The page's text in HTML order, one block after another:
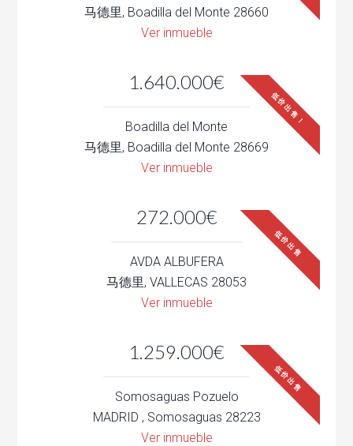
马德里, Boadilla del Monte 28660
Ver inmueble
1.640.000€
低价出售！
Boadilla del Monte
马德里, Boadilla del Monte 28669
Ver inmueble
272.000€
低价出售
AVDA ALBUFERA
马德里, VALLECAS 28053
Ver inmueble
1.259.000€
低价出售
Somosaguas Pozuelo
MADRID , Somosaguas 28223
Ver inmueble